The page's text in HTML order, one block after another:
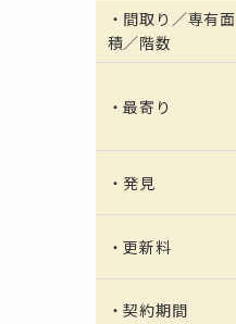
・間取り／専有面
積／階数
・最寄り
・発見
・更新料
・契約期間